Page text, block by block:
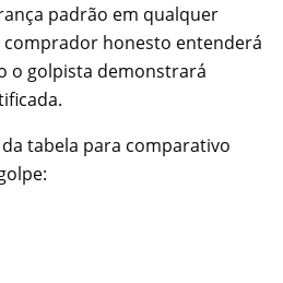
padrão em qualquer
comprador honesto entenderá
o golpista demonstrará
tabela para comparativo